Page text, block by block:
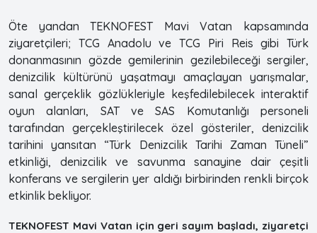
Öte yandan TEKNOFEST Mavi Vatan kapsamında
ziyaretçileri; TCG Anadolu ve TCG Piri Reis gibi Türk
donanmasının gözde gemilerinin gezilebileceği sergiler,
denizcilik kültürünü yaşatmayı amaçlayan yarışmalar,
sanal gerçeklik gözlükleriyle keşfedilebilecek interaktif
oyun alanları, SAT ve SAS Komutanlığı personeli
tarafından gerçekleştirilecek özel gösteriler, denizcilik
tarihini yansıtan “Türk Denizcilik Tarihi Zaman Tüneli”
etkinliği, denizcilik ve savunma sanayine dair çeşitli
konferans ve sergilerin yer aldığı birbirinden renkli birçok
etkinlik bekliyor.
TEKNOFEST Mavi Vatan için geri sayım başladı, ziyaretçi